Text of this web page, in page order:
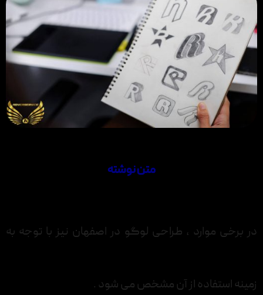
متن نوشته
در برخی موارد ، طراحی لوگو در اصفهان نیز با توجه به
زمینه استفاده از آن مشخص می شود .